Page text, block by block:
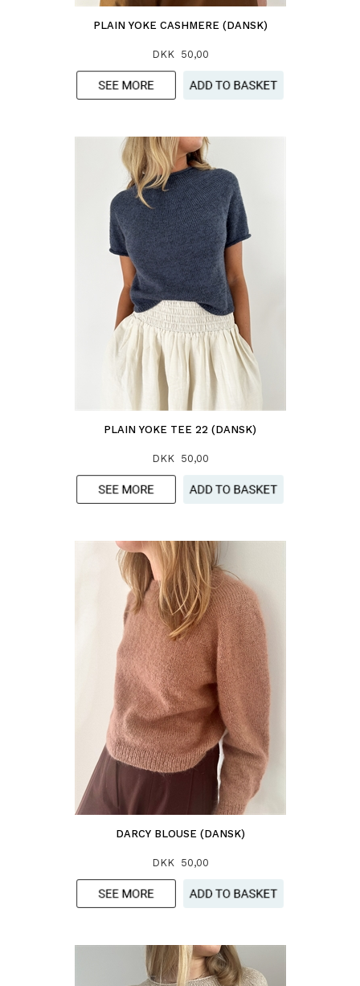
PLAIN YOKE CASHMERE (DANSK)
DKK 50,00
PLAIN YOKE TEE 22 (DANSK)
DKK 50,00
DARCY BLOUSE (DANSK)
DKK 50,00